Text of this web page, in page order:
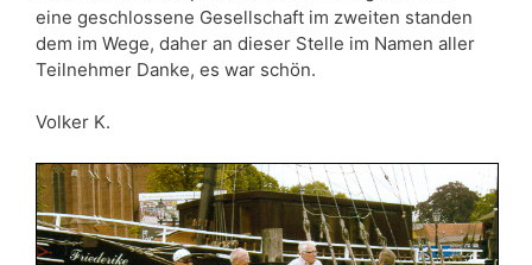
eine geschlossene Gesellschaft im zweiten standen
dem im Wege, daher an dieser Stelle im Namen aller
Teilnehmer Danke, es war schön.
Volker K.